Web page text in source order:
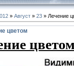
» Август » 23 » Лечение
цветом